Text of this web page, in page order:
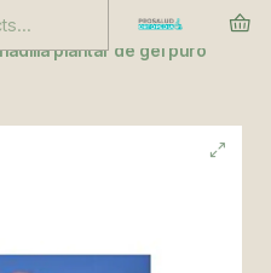
plantar de gel puro